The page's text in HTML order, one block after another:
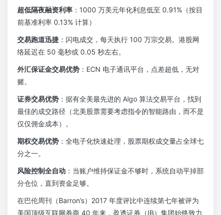
超低隔夜融资利率 ：1000 万美元年化利息低至 0.91%（按目
前基准利率 0.13% 计算）
交易跑道迅捷 ：闪电成交，每天执行 100 万宗交易。港股网
络延迟在 50 毫秒或 0.05 秒左右。
外汇保证金交易优势 ：ECN 电子通讯平台，点差超低，无对
赌。
证券交易优势 ：据有全美最先进的 Algo 算法交易平台，找到
最佳的成交路径（北美股票需要考虑指令的智能路由，而不是
仅仅佣金成本）。
期权交易优势 ：全电子化快速处理，股票期权成交量占全球七
分之一。
风险控制全自动 ：当账户维持保证金不够时，系统自动平掉部
分仓位，直到资金足够。
在巴伦周刊（Barron’s）2017 年度评比中连续第七年被评为
美国顶级互联网券商 40 年来，盈透证券（IB）集团始终致力